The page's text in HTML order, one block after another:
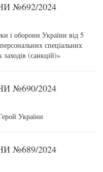
№692/2024
і оборони України від 5
спеціальних
(санкцій)»
№690/2024
України
№689/2024